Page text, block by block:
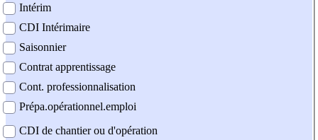
Intérim
CDI Intérimaire
Saisonnier
Contrat apprentissage
Cont. professionnalisation
Prépa.opérationnel.emploi
CDI de chantier ou d'opération